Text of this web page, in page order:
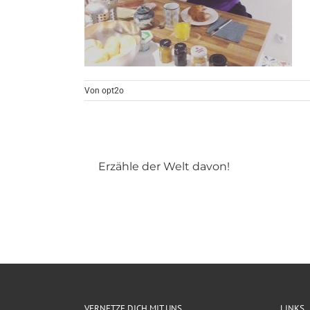
Von opt2o
Erzähle der Welt davon!